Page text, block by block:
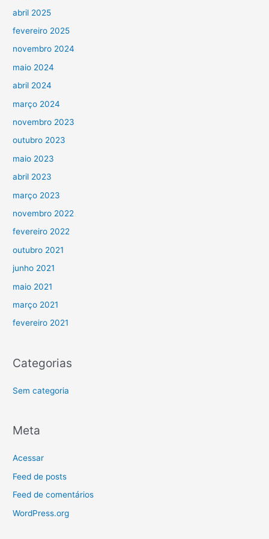
abril 2025
fevereiro 2025
novembro 2024
maio 2024
abril 2024
março 2024
novembro 2023
outubro 2023
maio 2023
abril 2023
março 2023
novembro 2022
fevereiro 2022
outubro 2021
junho 2021
maio 2021
março 2021
fevereiro 2021
Categorias
Sem categoria
Meta
Acessar
Feed de posts
Feed de comentários
WordPress.org